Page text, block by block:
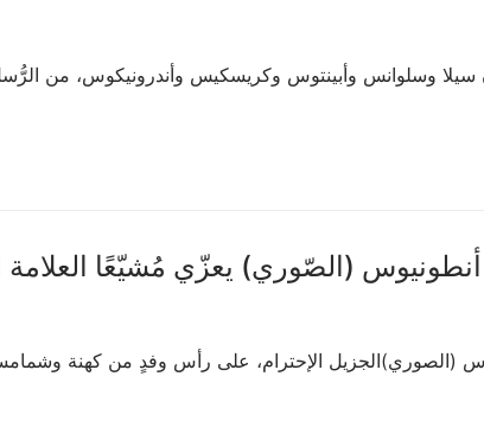
سيلا وسلوانس وأبينتوس وكريسكيس وأندرونيكوس، من
(الصّوري) يعزّي مُشيّعًا العلامة المفتي